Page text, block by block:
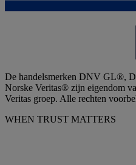
De handelsmerken DNV GL®,
Norske Veritas® zijn eigendom
Veritas groep. Alle rechten
WHEN TRUST MATTERS